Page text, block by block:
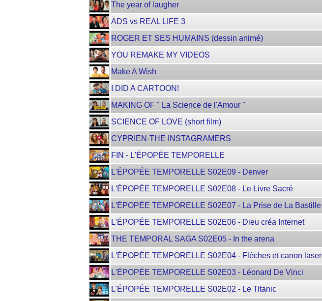
The year of laugher
ADS vs REAL LIFE 3
ROGER ET SES HUMAINS (dessin animé)
YOU REMAKE MY VIDEOS
Make A Wish
I DID A CARTOON!
MAKING OF '' La Science de l'Amour ''
SCIENCE OF LOVE (short film)
CYPRIEN-THE INSTAGRAMERS
FIN - L'ÉPOPÉE TEMPORELLE
L'ÉPOPÉE TEMPORELLE S02E09 - Denver
L'ÉPOPÉE TEMPORELLE S02E08 - Le Livre Sacré
L'ÉPOPÉE TEMPORELLE S02E07 - La Prise de La Bastille
L'ÉPOPÉE TEMPORELLE S02E06 - Dieu créa Internet
THE TEMPORAL SAGA S02E05 - In the arena
L'ÉPOPÉE TEMPORELLE S02E04 - Flèches et canon laser
L'ÉPOPÉE TEMPORELLE S02E03 - Léonard De Vinci
L'ÉPOPÉE TEMPORELLE S02E02 - Le Titanic